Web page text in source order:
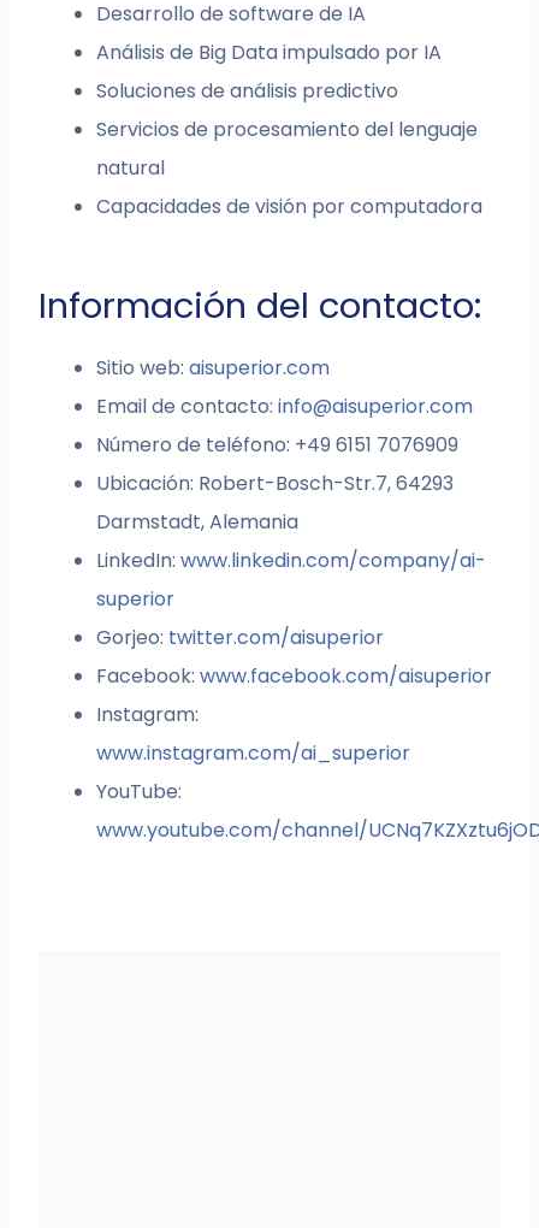
Desarrollo de software de IA
Análisis de Big Data impulsado por IA
Soluciones de análisis predictivo
Servicios de procesamiento del lenguaje
natural
Capacidades de visión por computadora
Información del contacto:
Sitio web:aisuperior.com
Email de contacto:info@aisuperior.com
Número de teléfono: +49 6151 7076909
Ubicación: Robert-Bosch-Str.7, 64293
Darmstadt, Alemania
LinkedIn:www.linkedin.com/company/ai-
superior
Gorjeo: twitter.com/aisuperior
Facebook: www.facebook.com/aisuperior
Instagram:
www.instagram.com/ai_superior
YouTube:
www.youtube.com/channel/